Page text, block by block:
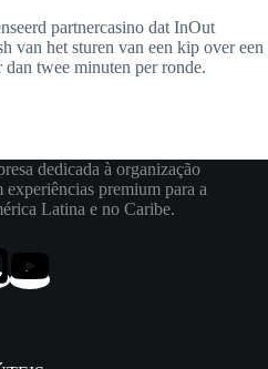
partnercasino dat InOut
van het sturen van een kip over een
twee minuten per ronde.
dedicada à organização
experiências premium para a
Latina e no Caribe.